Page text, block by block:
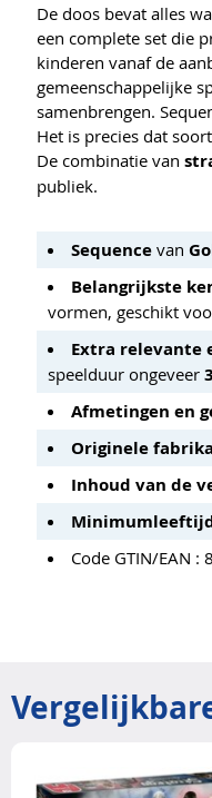
De doos bevat alles
een complete set die
kinderen vanaf de
gemeenschappelijke
samenbrengen.
Het is precies dat
De combinatie van
publiek.
Sequence van
Belangrijkste
vormen, geschikt
Extra relevante
speelduur ongeveer
Afmetingen en
Originele
Inhoud van de
Code GTIN/EAN